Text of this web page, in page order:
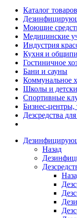
Каталог товаров
Моющие
Медицинские
Индустрия
Кухня и
Гостиничное
Бани и сауны
Коммунальное
Школы и
Спортивные
Бизнес-
Дезсредства
Назад